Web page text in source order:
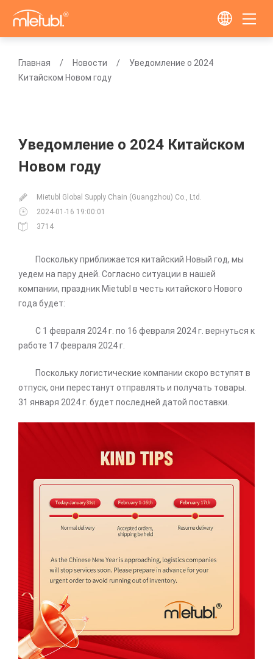
Главная Новости
Уведомление о 2024
Китайском Новом году
Уведомление о 2024 Китайском
Новом году
Mietubl Global Supply Chain (Guangzhou) Co., Ltd.
2024-01-16 19:00:01
3714
Поскольку приближается китайский Новый год, мы
уедем на пару дней. Согласно ситуации в нашей
компании, праздник Mietubl в честь китайского Нового
года будет:
С 1 февраля 2024 г. по 16 февраля 2024 г. вернуться к
работе 17 февраля 2024 г.
Поскольку логистические компании скоро вступят в
отпуск, они перестанут отправлять и получать товары.
31 января 2024 г. будет последней датой поставки.